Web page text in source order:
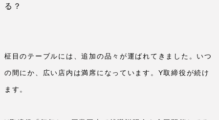
る？
柾目のテーブルには、追加の品々が運ばれてきました。いつ
の間にか、広い店内は満席になっています。 Y取締役が続け
ます。